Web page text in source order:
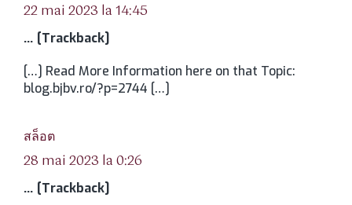
22 mai 2023 la 14:45
… [Trackback]
[…] Read More Information here on that Topic:
blog.bjbv.ro/?p=2744 […]
สล็อตspune:
28 mai 2023 la 0:26
… [Trackback]